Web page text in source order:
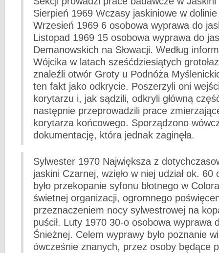
Sierpień 1969 Wczasy jaskiniowe w
Wrzesień 1969 6 osobowa wyprawa do
Listopad 1969 15 osobowa wyprawa do
Demanowskich na Słowacji. Według
Wójcika w latach sześćdziesiątych
znaleźli otwór Groty u Podnóża
ten fakt jako odkrycie. Poszerzyli oni
korytarzu i, jak sądzili, odkryli główną
następnie przeprowadzili prace
korytarza końcowego. Sporządzono
dokumentację, która jednak zaginęła.
Sylwester 1970 Największa z
jaskini Czarnej, wzięło w niej udział ok. 60
było przekopanie syfonu błotnego w
świetnej organizacji, ogromnego
przeznaczeniem nocy sylwestrowej na
puścił. Luty 1970 30-o osobowa wyprawa
Śnieżnej. Celem wyprawy było poznanie
ówcześnie znanych, przez osoby będące